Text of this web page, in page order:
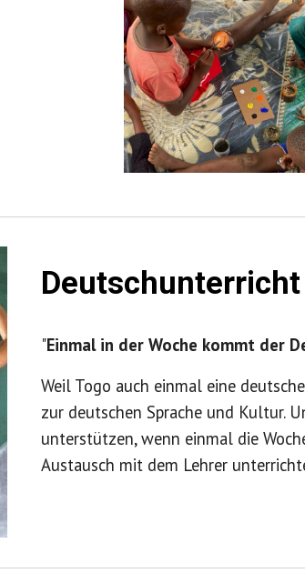
Deutschunterricht
"Einmal in der Woche kommt der
Weil Togo auch einmal eine
zur deutschen Sprache und Kultur.
unterstützen, wenn einmal die
Austausch mit dem Lehrer